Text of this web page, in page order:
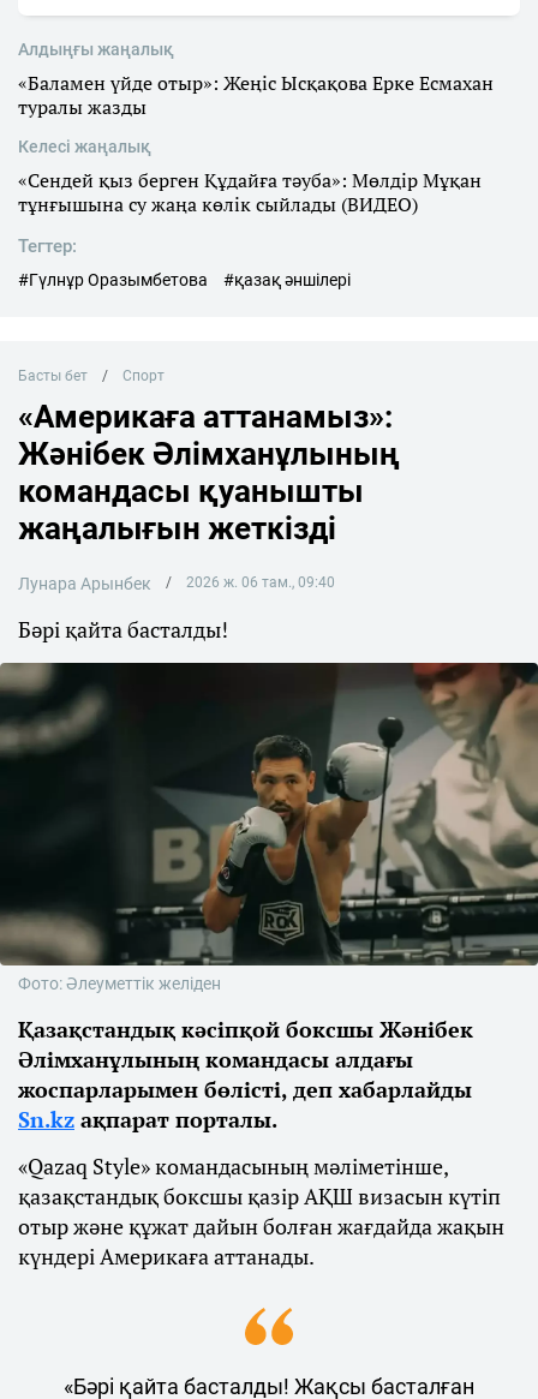
Алдыңғы жаңалық
«Баламен үйде отыр»: Жеңіс Ысқақова Ерке Есмахан
туралы жазды
Келесі жаңалық
«Сендей қыз берген Құдайға тәуба»: Мөлдір Мұқан
тұнғышына су жаңа көлік сыйлады (ВИДЕО)
Тегтер:
#Гүлнұр Оразымбетова #қазақ әншілері
Басты бет Спорт
«Америкаға аттанамыз»:
Жәнібек Әлімханұлының
командасы қуанышты
жаңалығын жеткізді
Лунара Арынбек 2026 ж. 06 там., 09:40
Бәрі қайта басталды!
Фото: Әлеуметтік желіден
Қазақстандық кәсіпқой боксшы Жәнібек
Әлімханұлының командасы алдағы
жоспарларымен бөлісті, деп хабарлайды
Sn.kz ақпарат порталы.
«Qazaq Style» командасының мәліметінше,
қазақстандық боксшы қазір АҚШ визасын күтіп
отыр және құжат дайын болған жағдайда жақын
күндері Америкаға аттанады.
«Бәрі қайта басталды! Жақсы басталған